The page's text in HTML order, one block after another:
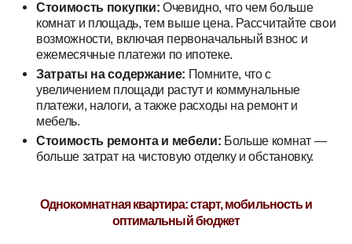
Стоимость покупки: Очевидно, что чем больше
комнат и площадь, тем выше цена. Рассчитайте свои
возможности, включая первоначальный взнос и
ежемесячные платежи по ипотеке.
Затраты на содержание: Помните, что с
увеличением площади растут и коммунальные
платежи, налоги, а также расходы на ремонт и
мебель.
Стоимость ремонта и мебели: Больше комнат —
больше затрат на чистовую отделку и обстановку.
Однокомнатная квартира: старт, мобильность и
оптимальный бюджет